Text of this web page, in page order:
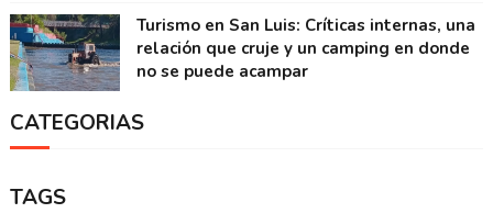
Turismo en San Luis: Críticas internas, una
relación que cruje y un camping en donde
no se puede acampar
CATEGORIAS
TAGS